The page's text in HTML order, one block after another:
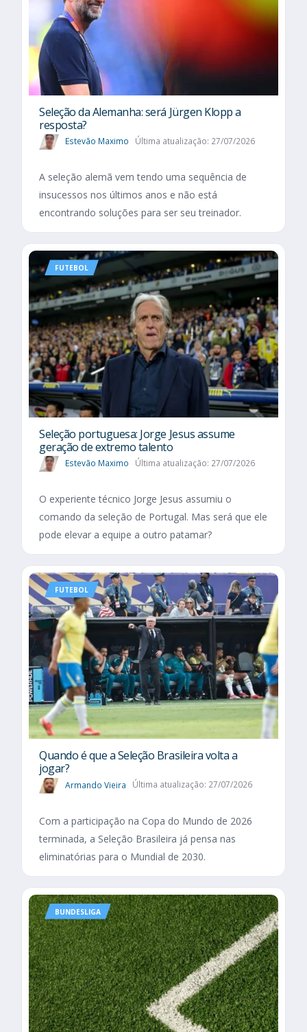
Seleção da Alemanha: será Jürgen Klopp a
resposta?
Estevão Maximo Última atualização: 27/07/2026
A seleção alemã vem tendo uma sequência de
insucessos nos últimos anos e não está
encontrando soluções para ser seu treinador.
FUTEBOL
Seleção portuguesa: Jorge Jesus assume
geração de extremo talento
Estevão Maximo Última atualização: 27/07/2026
O experiente técnico Jorge Jesus assumiu o
comando da seleção de Portugal. Mas será que ele
pode elevar a equipe a outro patamar?
FUTEBOL
Quando é que a Seleção Brasileira volta a
jogar?
Armando Vieira Última atualização: 27/07/2026
Com a participação na Copa do Mundo de 2026
terminada, a Seleção Brasileira já pensa nas
eliminatórias para o Mundial de 2030.
BUNDESLIGA